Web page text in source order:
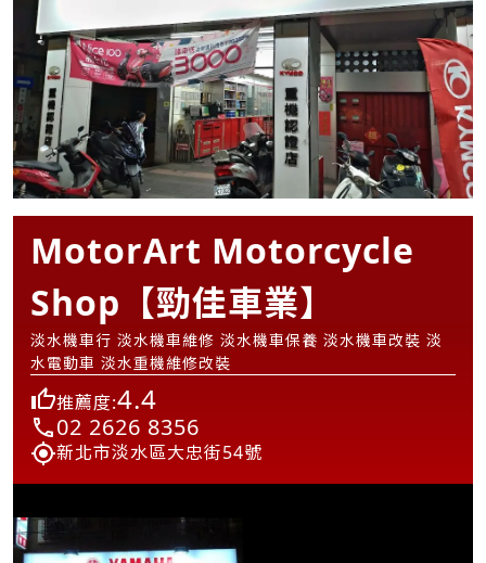
MotorArt Motorcycle
Shop【勁佳車業】
淡水機車行 淡水機車維修 淡水機車保養 淡水機車改裝 淡
水電動車 淡水重機維修改裝
推薦度:4.4
02 2626 8356
新北市淡水區大忠街54號